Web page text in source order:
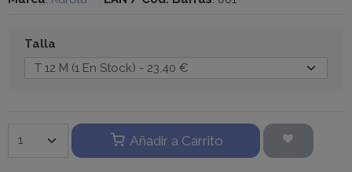
Talla
Añadir a Carrito